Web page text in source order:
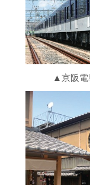
▲京阪電